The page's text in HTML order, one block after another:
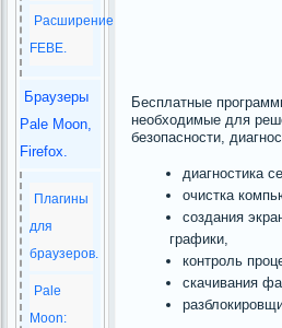
Расширение
FEBE.
Браузеры
Pale Moon,
Firefox.
Плагины
для
браузеров.
Pale
Moon:
Бесплатные
необходимые для
безопасности,
диагностика
очистка
создания
графики,
контроль
скачивания